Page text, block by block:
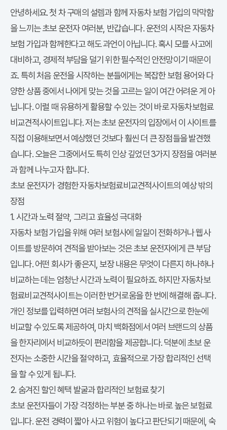
안녕하세요. 첫 차 구매의 설렘과 함께 자동차 보험 가입의 막막함
을 느끼는 초보 운전자 여러분, 반갑습니다. 운전의 시작은 자동차
보험 가입과 함께한다고 해도 과언이 아닙니다. 혹시 모를 사고에
대비하고, 경제적 부담을 덜기 위한 필수적인 안전망이기 때문이
죠. 특히 처음 운전을 시작하는 분들에게는 복잡한 보험 용어와 다
양한 상품 중에서 나에게 맞는 것을 고르는 일이 여간 어려운 게 아
닙니다. 이럴 때 유용하게 활용할 수 있는 것이 바로 자동차보험료
비교견적사이트입니다. 저는 초보 운전자의 입장에서 이 사이트를
직접 이용해보면서 예상했던 것보다 훨씬 더 큰 장점들을 발견했
습니다. 오늘은 그중에서도 특히 인상 깊었던 3가지 장점을 여러분
과 함께 나누고자 합니다.
초보 운전자가 경험한 자동차보험료비교견적사이트의 예상 밖의
장점
1. 시간과 노력 절약, 그리고 효율성 극대화
자동차 보험 가입을 위해 여러 보험사에 일일이 전화하거나 웹사
이트를 방문하여 견적을 받아보는 것은 초보 운전자에게 큰 부담
입니다. 어떤 회사가 좋은지, 보장 내용은 무엇이 다른지 하나하나
비교하는 데는 엄청난 시간과 노력이 필요하죠. 하지만 자동차보
험료비교견적사이트는 이러한 번거로움을 한 번에 해결해 줍니다.
개인 정보를 입력하면 여러 보험사의 견적을 실시간으로 한눈에
비교할 수 있도록 제공하여, 마치 백화점에서 여러 브랜드의 상품
을 한자리에서 비교하듯이 편리함을 제공합니다. 덕분에 초보 운
전자는 소중한 시간을 절약하고, 효율적으로 가장 합리적인 선택
을 할 수 있게 됩니다.
2. 숨겨진 할인 혜택 발굴과 합리적인 보험료 찾기
초보 운전자들이 가장 걱정하는 부분 중 하나는 바로 높은 보험료
입니다. 운전 경력이 짧아 사고 위험이 높다고 판단되기 때문에, 숙